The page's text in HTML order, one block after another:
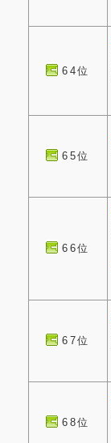
64位
65位
66位
67位
68位